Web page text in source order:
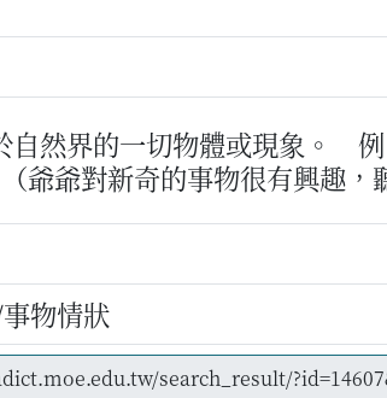
自然界的一切物體或現象。 例
（爺爺對新奇的事物很有興趣，
物情狀